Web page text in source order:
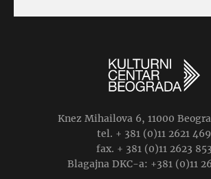
Knez Mihailova 6, 11000
tel. + 381 (0)11 2621 469
fax. + 381 (0)11 2623 853
Blagajna DKC-a: +381 (0)11